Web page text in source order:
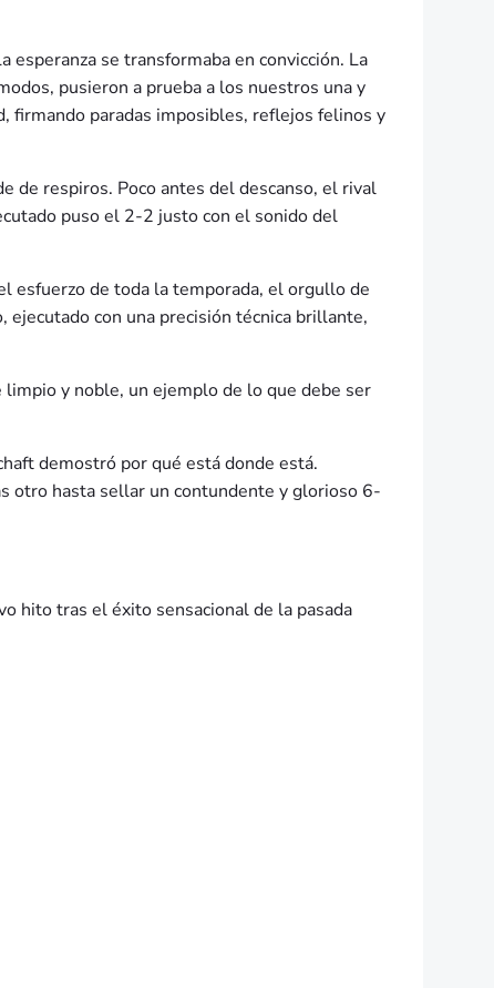
se transformaba en convicción. La
pusieron a prueba a los nuestros una y
firmando paradas imposibles, reflejos felinos y
de respiros. Poco antes del descanso, el rival
puso el 2-2 justo con el sonido del
esfuerzo de toda la temporada, el orgullo de
con una precisión técnica brillante,
y noble, un ejemplo de lo que debe ser
demostró por qué está donde está.
otro hasta sellar un contundente y glorioso 6-
hito tras el éxito sensacional de la pasada